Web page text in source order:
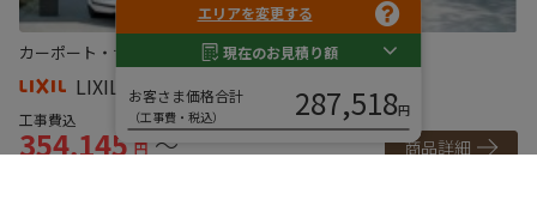
エリアを変更する
現在のお見積り額
お客さま価格合計
（工事費・税込） 287,518円
カーポート・サイクルポート カーポート
LIXIL カーポートSC 1台用
工事費込
354,145 円 ～ 商品詳細